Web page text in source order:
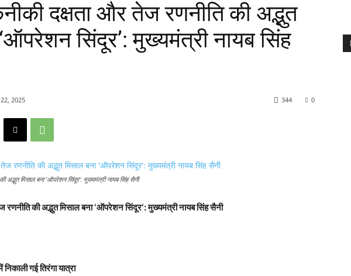
दक्षता और तेज रणनीति की अद्भुत
सिंदूर’: मुख्यमंत्री नायब सिंह
2025 0
344
अद्भुत मिसाल बना 'ऑपरेशन सिंदूर': मुख्यमंत्री नायब सिंह सैनी
रणनीति की अद्भुत मिसाल बना‘ऑपरेशन सिंदूर‘:मुख्यमंत्री नायब सिंह सैनी
गई तिरंगा यात्रा